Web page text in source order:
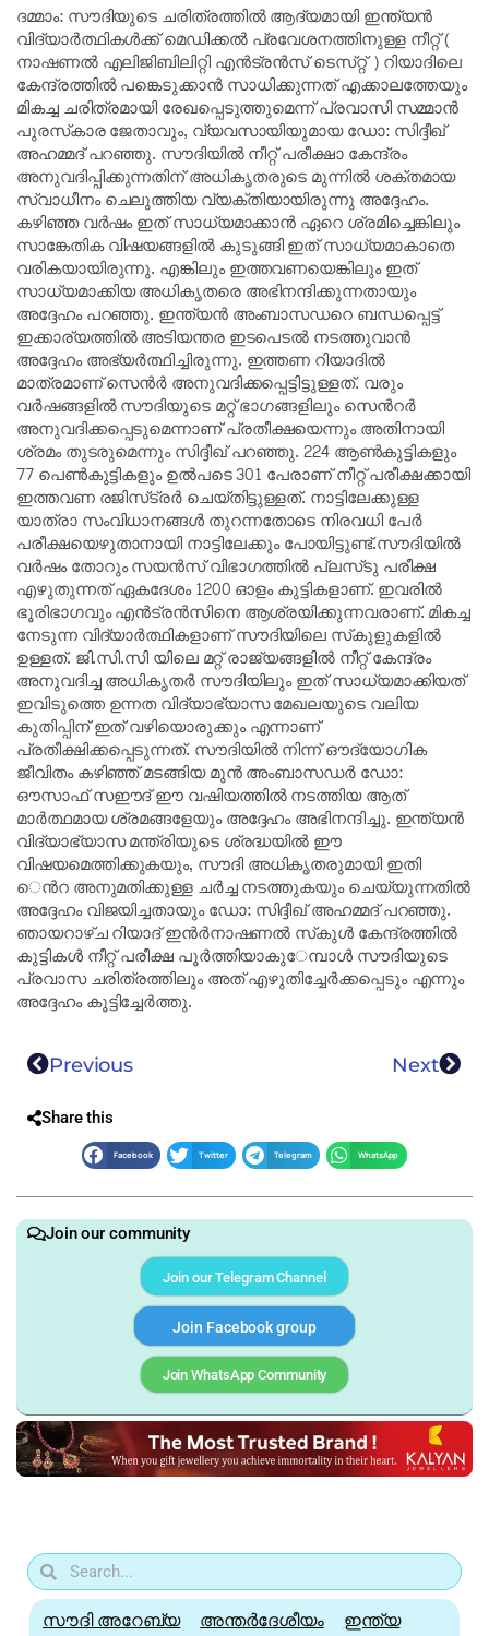
ദമ്മാം: സൗദിയുടെ ചരിത്രത്തിൽ ആദ്യമായി ഇന്ത്യൻ
വിദ്യാർത്ഥികൾക്ക്​ മെഡിക്കൽ പ്രവേശനത്തിനുള്ള നീറ്റ്​ (
നാഷണൽ എലിജിബിലിറ്റി എൻട്രൻസ്​ ടെസ്​റ്റ്​ ) റിയാദിലെ
കേന്ദ്രത്തിൽ പ​ങ്കെടുക്കാൻ സാധിക്കുന്നത്​ എക്കാലത്തേയും
മികച്ച ചരിത്രമായി രേഖപ്പെടുത്തുമെന്ന്​ പ്രവാസി സമ്മാൻ
പുരസ്​കാര ജേതാവും, വ്യവസായിയുമായ ഡോ: സിദ്ദീഖ്​
അഹമ്മദ്​ പറഞ്ഞു. സൗദിയിൽ നീറ്റ്​ പരീക്ഷാ കേന്ദ്രം
അനുവദിപ്പിക്കുന്നതിന്​ അധികൃതരുടെ മുന്നിൽ ശക്​തമായ
സ്വാധീനം ചെലുത്തിയ വ്യക്​തിയായിരുന്നു അദ്ദേഹം.
കഴിഞ്ഞ വർഷം ഇത്​ സാധ്യമാക്കാൻ ഏറെ ശ്രമിച്ചെങ്കിലും
സാ​ങ്കേതിക വിഷയങ്ങളിൽ കുടുങ്ങി ഇത്​ സാധ്യമാകാതെ
വരികയായിരുന്നു. എങ്കിലും ഇത്തവണയെങ്കിലും ഇത്​
സാധ്യമാക്കിയ അധികൃതരെ അഭിനന്ദിക്കുന്നതായും
അദ്ദേഹം പറഞ്ഞു. ഇന്ത്യൻ അംബാസഡറെ ബന്ധപ്പെട്ട്​
ഇക്കാര്യത്തിൽ അടിയന്തര ഇടപെടൽ നടത്തുവാൻ
അദ്ദേഹം അഭ്യർത്ഥിച്ചിരുന്നു. ഇത്തണ റിയാദിൽ
മാത്രമാണ്​ സെൻർ അനുവദിക്കപ്പെട്ടിട്ടുള്ളത്​. വരും
വർഷങ്ങളിൽ സൗദിയുടെ മറ്റ്​ ഭാഗങ്ങളിലും സെൻറർ
അനുവദിക്കപ്പെടുമെന്നാണ്​ പ്രതീക്ഷയെന്നും അതിനായി
ശ്രമം തുടരുമെന്നും സിദ്ദീഖ്​ പറഞ്ഞു. 224 ആൺകുട്ടികളും
77 പെൺകുട്ടികളും ഉൽപടെ 301 പേരാണ്​ നീറ്റ്​ പരീക്ഷക്കായി
ഇത്തവണ രജിസ്​ട്രർ ചെയ്​തിട്ടുള്ളത്​. നാട്ടിലേക്കുള്ള
യാത്രാ സംവിധാനങ്ങൾ തുറന്നതോടെ നിരവധി പേർ
പരീക്ഷയെഴുതാനായി നാട്ടിലേക്കും പോയിട്ടുണ്ട്​.സൗദിയിൽ
വർഷം തോറും സയൻസ്​ വിഭാഗത്തിൽ പ്ലസ്​ടു പരീക്ഷ
എഴുതുന്നത്​ ഏകദേശം​ 1200 ഓളം കുട്ടികളാണ്​. ഇവരിൽ
ഭൂരിഭാഗവും എൻട്രൻസിനെ ആശ്രയിക്കുന്നവരാണ്​. മികച്ച
നേടുന്ന വിദ്യാർത്ഥികളാണ്​ സൗദിയിലെ സ്​കുളുകളിൽ
ഉള്ളത്​. ജി.സി.സി യിലെ മറ്റ്​ രാജ്യങ്ങളിൽ നീറ്റ്​ കേന്ദ്രം
അനുവദിച്ച അധികൃതർ സൗദിയിലും ഇത്​ സാധ്യമാക്കിയത്​
ഇവിടുത്തെ ഉന്നത വിദ്യാഭ്യാസ മേഖലയുടെ വലിയ
കുതിപ്പിന്​ ഇത്​ വഴിയൊരുക്കും എന്നാണ്​
പ്രതീക്ഷിക്കപ്പെടുന്നത്​. സൗദിയിൽ നിന്ന്​ ഔദ്യോഗിക
ജീവിതം കഴിഞ്ഞ്​ മടങ്ങിയ മുൻ അംബാസഡർ ഡോ:
ഔസാഫ്​ സഈദ്​ ഈ വഷിയത്തിൽ നടത്തിയ ആത്​
മാർത്ഥമായ ശ്രമങ്ങളേയും അദ്ദേഹം അഭിനന്ദിച്ചു. ഇന്ത്യൻ
വിദ്യാഭ്യാസ മന്ത്രിയുടെ ശ്രദ്ധയിൽ ഈ
വിഷയമെത്തിക്കുകയും, സൗദി അധികൃതരുമായി ഇതി​
െൻറ അനുമതിക്കുള്ള ചർച്ച നടത്തുകയും ചെയ്യുന്നതിൽ
അദ്ദേഹം വിജയിച്ചതായും ഡോ: സിദ്ദീഖ്​ അഹമ്മദ്​ പറഞ്ഞു.
ഞായറാഴ്​ച റിയാദ്​ ഇൻർനാഷണൽ സ്​കുൾ കേന്ദ്രത്തിൽ
കുട്ടികൾ നീറ്റ്​ പരീക്ഷ പൂർത്തിയാകു​േമ്പാൾ സൗദിയുടെ
പ്രവാസ ചരിത്രത്തിലും അത്​ എഴുതിച്ചേർക്കപ്പെടും എന്നും
അദ്ദേഹം കൂട്ടിച്ചേർത്തു.
Previous Next
Share this
Facebook Twitter Telegram WhatsApp
Join our community
Join our Telegram Channel
Join Facebook group
Join WhatsApp Community
സൗദി അറേബ്യ അന്തർദേശീയം ഇന്ത്യ